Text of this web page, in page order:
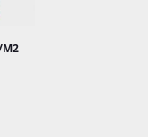
ce polo offre
de faire
la